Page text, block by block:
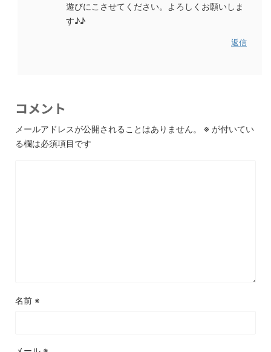
遊びにこさせてください。よろしくお願いしま
す♪♪
返信
コメント
メールアドレスが公開されることはありません。 ※ が付いてい
る欄は必須項目です
名前 ※